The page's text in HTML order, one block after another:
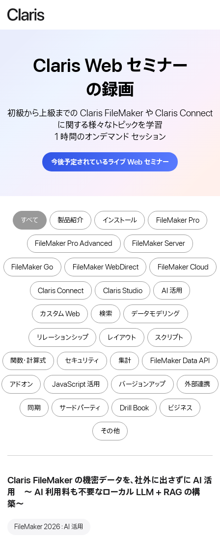
Claris Web セミナー
の録画
初級から上級までの Claris FileMaker や Claris Connect
に関する様々なトピックを学習
1 時間のオンデマンド セッション
今後予定されているライブ Web セミナー
すべて 製品紹介 インストール FileMaker Pro
FileMaker Pro Advanced FileMaker Server
FileMaker Go FileMaker WebDirect FileMaker Cloud
Claris Connect Claris Studio AI 活用
カスタム Web 検索 データモデリング
リレーションシップ レイアウト スクリプト
関数・計算式 セキュリティ 集計 FileMaker Data API
アドオン JavaScript 活用 バージョンアップ 外部連携
同期 サードパーティ Drill Book ビジネス
その他
Claris FileMaker の機密データを、社外に出さずに AI 活
用 〜 AI 利用料も不要なローカル LLM + RAG の構
築〜
FileMaker 2026：AI 活用